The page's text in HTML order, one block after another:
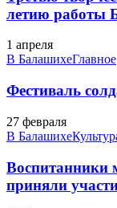
летию работы
1 апреля
В БалашихеГлавное
Фестиваль
27 февраля
В Балашихе
приняли